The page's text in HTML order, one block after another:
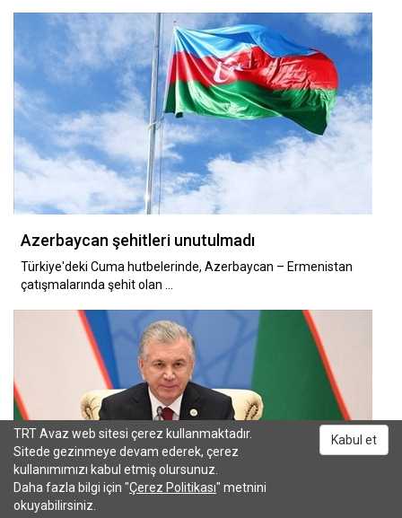
Azerbaycan şehitleri unutulmadı
Türkiye'deki Cuma hutbelerinde, Azerbaycan – Ermenistan
çatışmalarında şehit olan …
TRT Avaz web sitesi çerez kullanmaktadır.
Sitede gezinmeye devam ederek, çerez
kullanımımızı kabul etmiş olursunuz.
Daha fazla bilgi için "Çerez Politikası" metnini
okuyabilirsiniz.
Kabul et